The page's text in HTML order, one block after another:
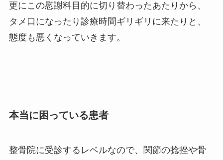
更にこの慰謝料目的に切り替わったあたりから、
タメ口になったり診療時間ギリギリに来たりと、
態度も悪くなっていきます。
本当に困っている患者
整骨院に受診するレベルなので、関節の捻挫や骨